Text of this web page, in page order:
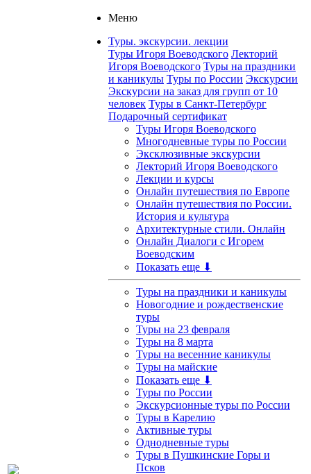
Меню
Туры. экскурсии. лекции
Туры Игоря Воеводского Лекторий
Игоря Воеводского Туры на праздники
и каникулы Туры по России Экскурсии
Экскурсии на заказ для групп от 10
человек Туры в Санкт-Петербург
Подарочный сертификат
Туры Игоря Воеводского
Многодневные туры по России
Эксклюзивные экскурсии
Лекторий Игоря Воеводского
Лекции и курсы
Онлайн путешествия по Европе
Онлайн путешествия по России.
История и культура
Архитектурные стили. Онлайн
Онлайн Диалоги с Игорем
Воеводским
Показать еще ⬇
Туры на праздники и каникулы
Новогодние и рождественские
туры
Туры на 23 февраля
Туры на 8 марта
Туры на весенние каникулы
Туры на майские
Показать еще ⬇
Туры по России
Экскурсионные туры по России
Туры в Карелию
Активные туры
Однодневные туры
Туры в Пушкинские Горы и
Псков